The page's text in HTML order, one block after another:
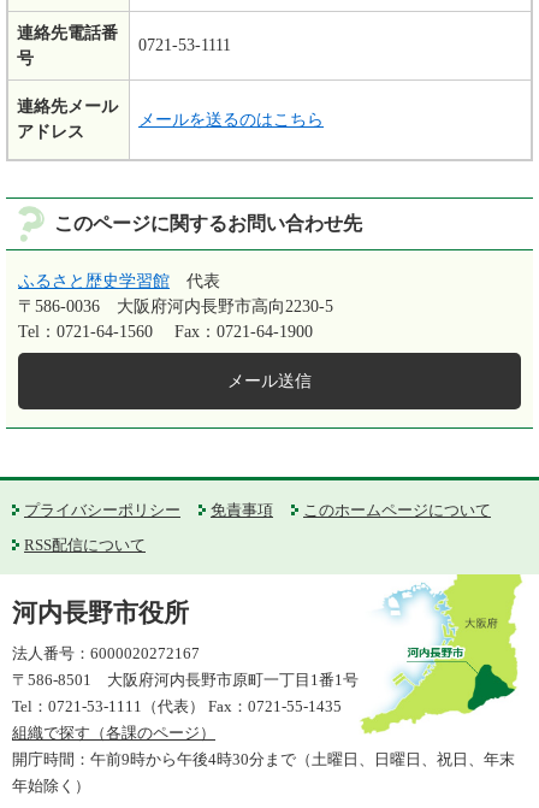
連絡先電話番
号
0721-53-1111
連絡先メール
アドレス
メールを送るのはこちら
このページに関するお問い合わせ先
ふるさと歴史学習館
代表
〒586-0036
大阪府河内長野市高向2230-5
Tel：0721-64-1560
Fax：0721-64-1900
メール送信
プライバシーポリシー 免責事項
このホームページについて
RSS配信について
河内長野市役所
法人番号：6000020272167
〒586-8501 大阪府河内長野市原町一丁目1番1号
Tel：0721-53-1111（代表） Fax：0721-55-1435
組織で探す（各課のページ）
開庁時間：午前9時から午後4時30分まで（土曜日、日曜日、祝日、年末
年始除く）